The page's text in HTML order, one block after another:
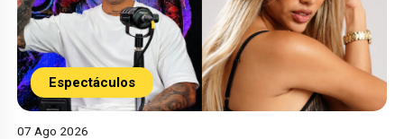
Espectáculos
07 Ago 2026